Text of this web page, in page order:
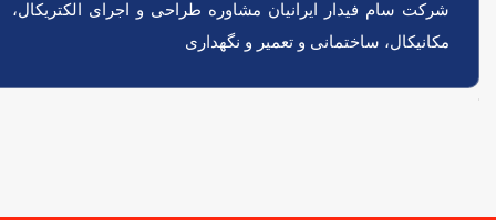
انتخاب
شوند
260.000 تومان
محصول
انواع
می
شرکت سام فیدار ایرانیان مشاوره طراحی و اجرای الکتریکال،
مکانیکال، ساختمانی و تعمیر و نگهداری